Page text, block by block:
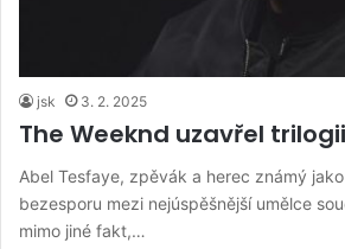
jsk 3. 2. 2025
The Weeknd uzavřel trilogii
Abel Tesfaye, zpěvák a herec známý
bezesporu mezi nejúspěšnější umělce
mimo jiné fakt,…